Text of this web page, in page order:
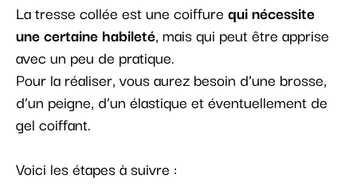
La tresse collée est une coiffure qui nécessite
une certaine habileté, mais qui peut être apprise
avec un peu de pratique.
Pour la réaliser, vous aurez besoin d’une brosse,
d’un peigne, d’un élastique et éventuellement de
gel coiffant.
Voici les étapes à suivre :